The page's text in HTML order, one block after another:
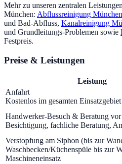
Mehr zu unseren zentralen
München: Abflussreinigung München
und Bad-Abfluss, Kanalreinigung
und Grundleitungs-Problemen sowie
Festpreis.
Preise & Leistungen
Leistung
Anfahrt
Kostenlos im gesamten
Handwerker-Besuch & Beratung
Besichtigung, fachliche Beratung,
Verstopfung am Siphon (bis zur
Waschbecken/Küchenspüle bis zur
Maschineneinsatz